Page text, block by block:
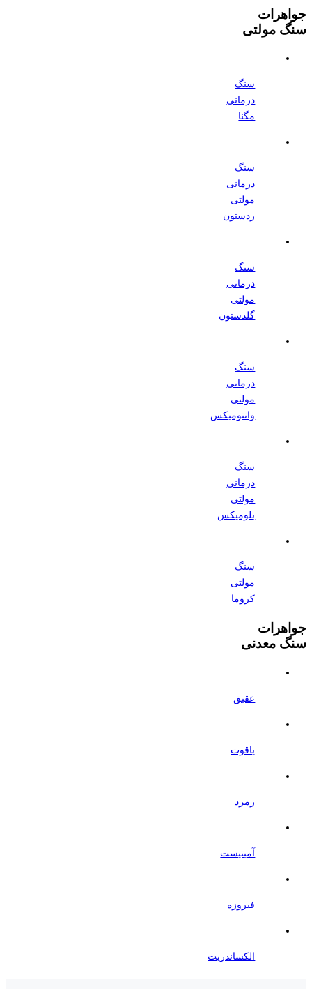
جواهرات
سنگ مولتی
سنگ
درمانی
مگنا
سنگ
درمانی
مولتی
ردستون
سنگ
درمانی
مولتی
گلدستون
سنگ
درمانی
مولتی
وانتومیکس
سنگ
درمانی
مولتی
بلومیکس
سنگ
مولتی
کروما
جواهرات
سنگ معدنی
عقیق
یاقوت
زمرد
آمیتیست
فیروزه
الکساندریت